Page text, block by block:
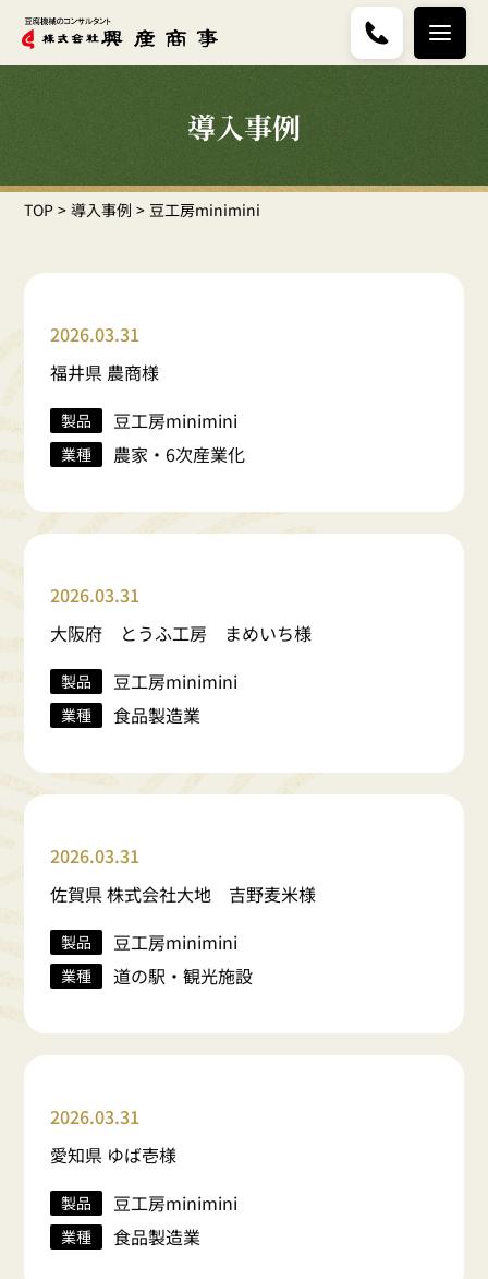
導入事例
TOP 導入事例 豆工房minimini
2026.03.31
福井県 農商様
製品 豆工房minimini
業種 農家・6次産業化
2026.03.31
大阪府 とうふ工房 まめいち様
製品 豆工房minimini
業種 食品製造業
2026.03.31
佐賀県 株式会社大地 吉野麦米様
製品 豆工房minimini
業種 道の駅・観光施設
2026.03.31
愛知県 ゆば壱様
製品 豆工房minimini
業種 食品製造業